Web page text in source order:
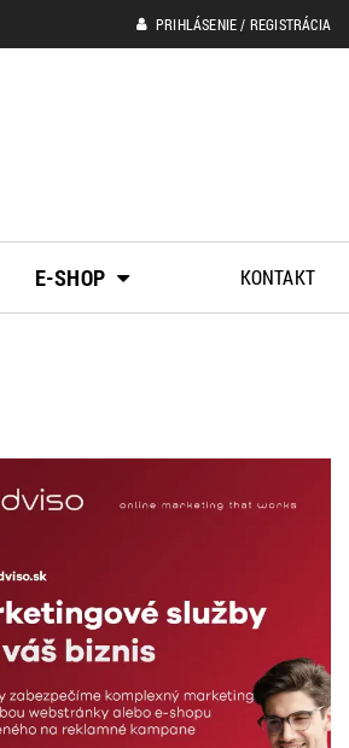
PRIHLÁSENIE / REGISTRÁCIA
E-SHOP KONTAKT